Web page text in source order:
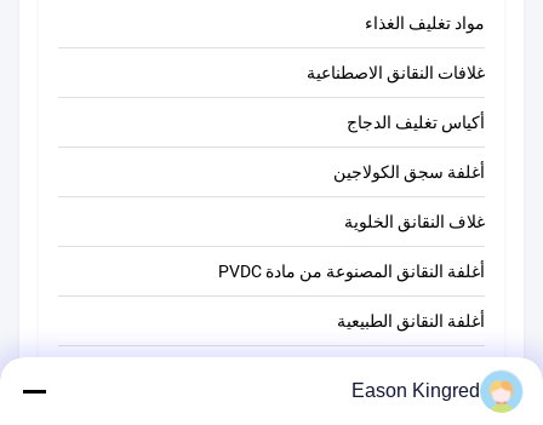
مواد تغليف الغذاء
غلافات النقانق الاصطناعية
أكياس تغليف الدجاج
أغلفة سجق الكولاجين
غلاف النقانق الخلوية
أغلفة النقانق المصنوعة من مادة PVDC
أغلفة النقانق الطبيعية
Eason Kingred